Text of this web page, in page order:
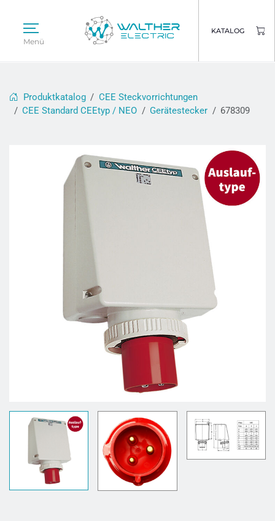
Menü
KATALOG
Produktkatalog
CEE Steckvorrichtungen
CEE Standard CEEtyp / NEO
Gerätestecker 678309